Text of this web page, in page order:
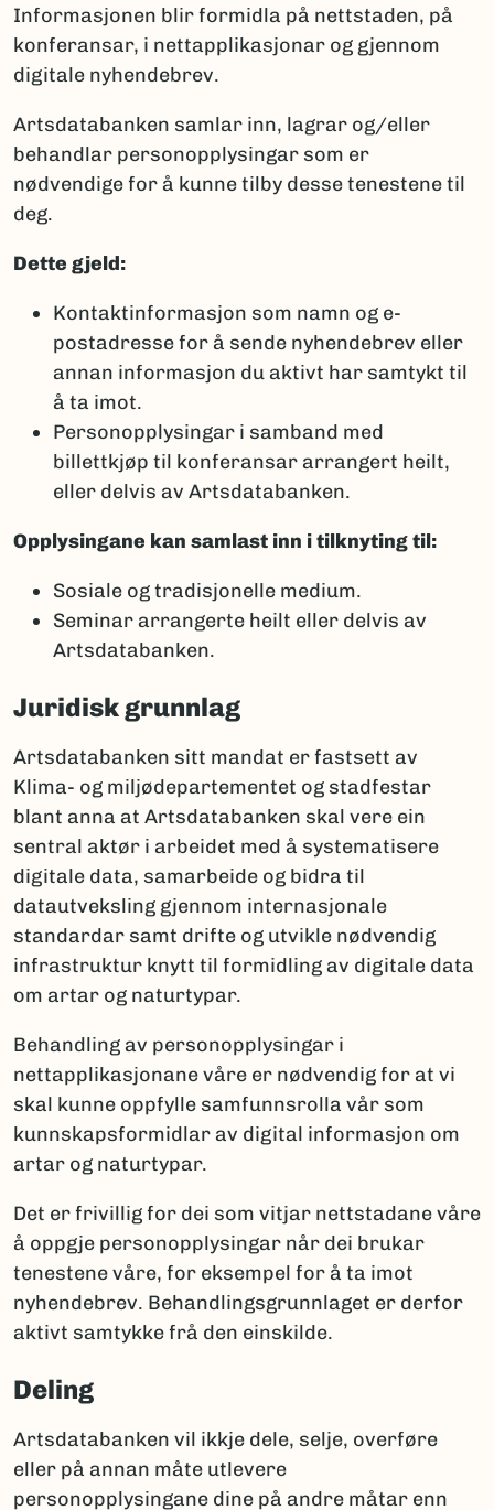
Informasjonen blir formidla på nettstaden, på
konferansar, i nettapplikasjonar og gjennom
digitale nyhendebrev.
Artsdatabanken samlar inn, lagrar og/eller
behandlar personopplysingar som er
nødvendige for å kunne tilby desse tenestene til
deg.
Dette gjeld:
Kontaktinformasjon som namn og e-
postadresse for å sende nyhendebrev eller
annan informasjon du aktivt har samtykt til
å ta imot.
Personopplysingar i samband med
billettkjøp til konferansar arrangert heilt,
eller delvis av Artsdatabanken.​
Opplysingane kan samlast inn i tilknyting til:
Sosiale og tradisjonelle medium.
Seminar arrangerte heilt eller delvis av
Artsdatabanken.
Juridisk grunnlag
Artsdatabanken sitt mandat er fastsett av
Klima- og miljødepartementet og stadfestar
blant anna at Artsdatabanken skal vere ein
sentral aktør i arbeidet med å systematisere
digitale data, samarbeide og bidra til
datautveksling gjennom internasjonale
standardar samt drifte og utvikle nødvendig
infrastruktur knytt til formidling av digitale data
om artar og naturtypar.
Behandling av personopplysingar i
nettapplikasjonane våre er nødvendig for at vi
skal kunne oppfylle samfunnsrolla vår som
kunnskapsformidlar av digital informasjon om
artar og naturtypar.
Det er frivillig for dei som vitjar nettstadane våre
å oppgje personopplysingar når dei brukar
tenestene våre, for eksempel for å ta imot
nyhendebrev. Behandlingsgrunnlaget er derfor
aktivt samtykke frå den einskilde.
Deling
Artsdatabanken vil ikkje dele, selje, overføre
eller på annan måte utlevere
personopplysingane dine på andre måtar enn